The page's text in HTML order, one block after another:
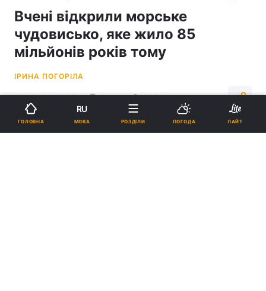
Вчені відкрили морське
чудовисько, яке жило 85
мільйонів років тому
ІРИНА ПОГОРІЛА
12:45, 24.05.25 3 хв. 6571
Підпишіться на нас в Google
ГОЛОВНА
RU
МОВА РОЗДІЛИ ПОГОДА ЛАЙТ